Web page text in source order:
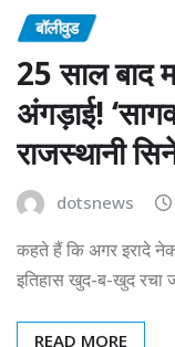
बॉलीवुड
25 साल बाद
अंगड़ाई!
राजस्थानी
dotsnews
कहते हैं कि अगर इरादे
इतिहास खुद-ब-खुद रचा
READ MORE